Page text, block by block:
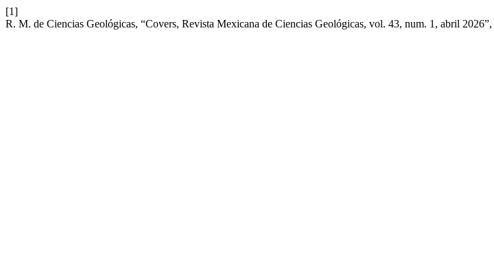
[1]
R. M. de Ciencias Geológicas, “Covers, Revista Mexicana de Ciencias Geológicas, vol. 43, num. 1, abril 2026”,